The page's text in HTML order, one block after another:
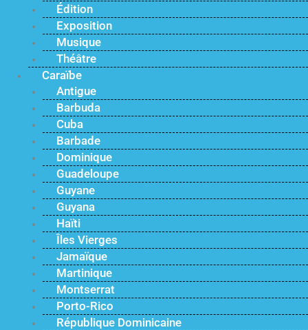
Édition
Exposition
Musique
Théâtre
Caraïbe
Antigue
Barbuda
Cuba
Barbade
Dominique
Guadeloupe
Guyane
Guyana
Haïti
Îles Vierges
Jamaïque
Martinique
Montserrat
Porto-Rico
République Dominicaine